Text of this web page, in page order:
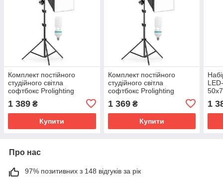
Комплект постійного
студійного світла
софтбокс Prolighting
50х70см + Стійка + Лампа
150 Вт.
1 389 ₴
Купити
Комплект постійного
студійного світла
софтбокс Prolighting
50х70см + Стійка + Лампа
125 Вт.
1 369₴
Купити
1
Про нас
97% позитивних з 148 відгуків за рік